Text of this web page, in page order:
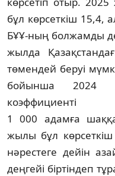
бұл көрсет­кіш 15,4,
БҰҰ-ның болжамды
жылда
төмендей беруі
бойынша 2024
коэффициенті
1 000 адамға
жылы бұл
нәрестеге дейін
деңгейі біртіндеп